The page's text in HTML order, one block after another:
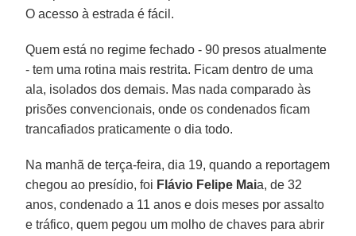
O acesso à estrada é fácil.
Quem está no regime fechado - 90 presos atualmente
- tem uma rotina mais restrita. Ficam dentro de uma
ala, isolados dos demais. Mas nada comparado às
prisões convencionais, onde os condenados ficam
trancafiados praticamente o dia todo.
Na manhã de terça-feira, dia 19, quando a reportagem
chegou ao presídio, foi Flávio Felipe Maia, de 32
anos, condenado a 11 anos e dois meses por assalto
e tráfico, quem pegou um molho de chaves para abrir